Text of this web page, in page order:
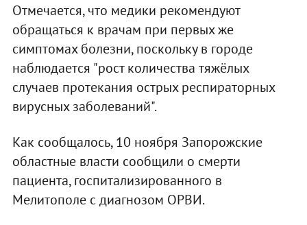
Отмечается, что медики рекомендуют
обращаться к врачам при первых же
симптомах болезни, поскольку в городе
наблюдается "рост количества тяжёлых
случаев протекания острых респираторных
вирусных заболеваний".
Как сообщалось, 10 ноября Запорожские
областные власти сообщили о смерти
пациента, госпитализированного в
Мелитополе с диагнозом ОРВИ.